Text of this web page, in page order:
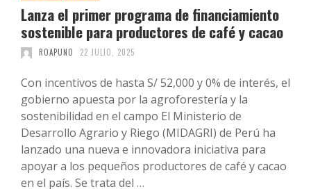
Lanza el primer programa de financiamiento
sostenible para productores de café y cacao
ROAPUNO 22 JULIO, 2025
Con incentivos de hasta S/ 52,000 y 0% de interés, el
gobierno apuesta por la agroforestería y la
sostenibilidad en el campo El Ministerio de
Desarrollo Agrario y Riego (MIDAGRI) de Perú ha
lanzado una nueva e innovadora iniciativa para
apoyar a los pequeños productores de café y cacao
en el país. Se trata del …